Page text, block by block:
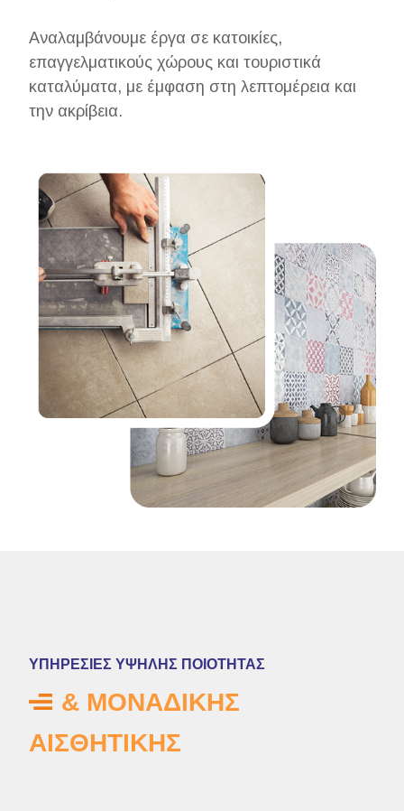
Αναλαμβάνουμε έργα σε κατοικίες,
επαγγελματικούς χώρους και τουριστικά
καταλύματα, με έμφαση στη λεπτομέρεια και
την ακρίβεια.
ΥΠΗΡΕΣΙΕΣ ΥΨΗΛΗΣ ΠΟΙΟΤΗΤΑΣ
& ΜΟΝΑΔΙΚΗΣ
ΑΙΣΘΗΤΙΚΗΣ